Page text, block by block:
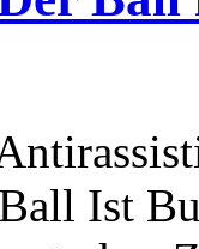
Ist